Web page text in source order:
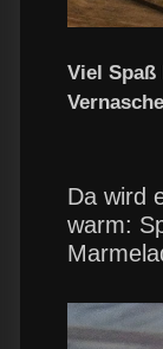
Viel Spaß
Da wird
warm: